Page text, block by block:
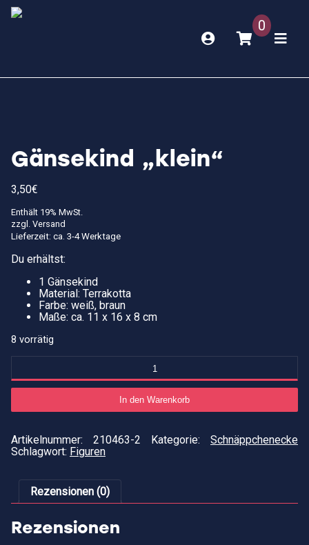
0
Gänsekind „klein“
3,50€
Enthält 19% MwSt.
zzgl. Versand
Lieferzeit: ca. 3-4 Werktage
Du erhältst:
1 Gänsekind
Material: Terrakotta
Farbe: weiß, braun
Maße: ca. 11 x 16 x 8 cm
8 vorrätig
Menge
In den Warenkorb
Artikelnummer: 210463-2 Kategorie: Schnäppchenecke
Schlagwort: Figuren
Rezensionen (0)
Rezensionen